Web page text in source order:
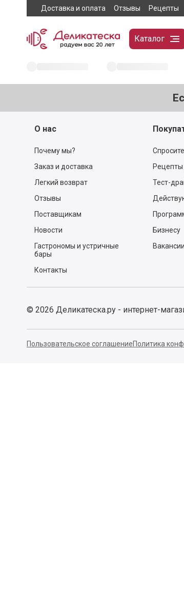
Доставка и оплата Отзывы Рецепты
Каталог
О нас
Почему мы?
Заказ и доставка
Легкий возврат
Отзывы
Поставщикам
Новости
Гастрономы и устричные
бары
Контакты
Рецепты
Тест-
Бизнесу
Вакансии
© 2026 Деликатеска.ру - интернет-
Пользовательское соглашениеПолитика